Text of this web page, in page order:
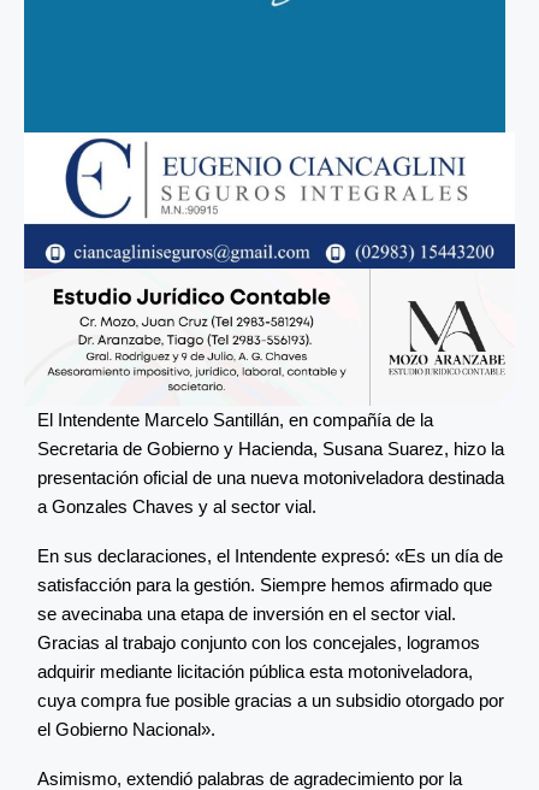
El Intendente Marcelo Santillán, en compañía de la
Secretaria de Gobierno y Hacienda, Susana Suarez, hizo la
presentación oficial de una nueva motoniveladora destinada
a Gonzales Chaves y al sector vial.
En sus declaraciones, el Intendente expresó: «Es un día de
satisfacción para la gestión. Siempre hemos afirmado que
se avecinaba una etapa de inversión en el sector vial.
Gracias al trabajo conjunto con los concejales, logramos
adquirir mediante licitación pública esta motoniveladora,
cuya compra fue posible gracias a un subsidio otorgado por
el Gobierno Nacional».
Asimismo, extendió palabras de agradecimiento por la